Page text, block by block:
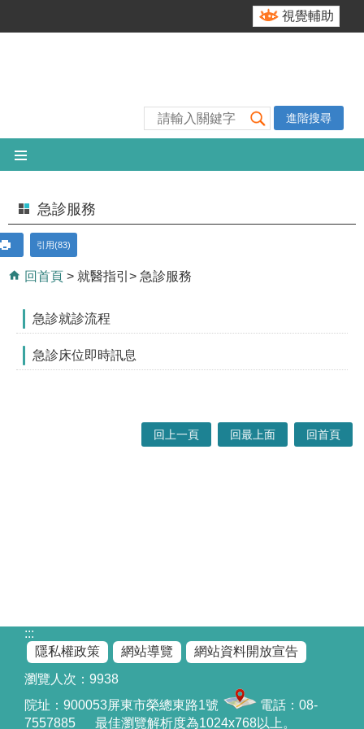
視覺輔助
進階搜尋
急診服務
引用(83)
回首頁 就醫指引 急診服務
急診就診流程
急診床位即時訊息
回上一頁 回最上面 回首頁
:::
隱私權政策
網站導覽
網站資料開放宣告
瀏覽人次： 9938
院址： 900053屏東市榮總東路1號
電話：08-
7557885 最佳瀏覽解析度為1024x768以上。